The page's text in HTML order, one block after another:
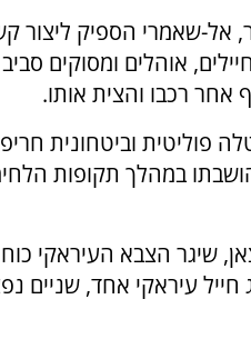
אל-שאמרי הספיק
אוהלים ומסוקים
אחר רכבו והצית אותו.
פוליטית וביטחונית
במהלך תקופות
שיגר הצבא העיראקי
עיראקי אחד, שניים